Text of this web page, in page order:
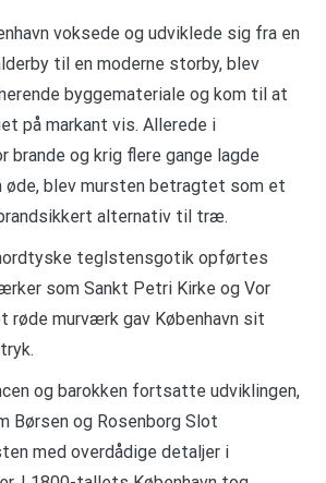
voksede og udviklede sig fra en
til en moderne storby, blev
byggemateriale og kom til at
på markant vis. Allerede i
brande og krig flere gange lagde
øde, blev mursten betragtet som et
alternativ til træ.
teglstensgotik opførtes
som Sankt Petri Kirke og Vor
røde murværk gav København sit
og barokken fortsatte udviklingen,
Børsen og Rosenborg Slot
med overdådige detaljer i